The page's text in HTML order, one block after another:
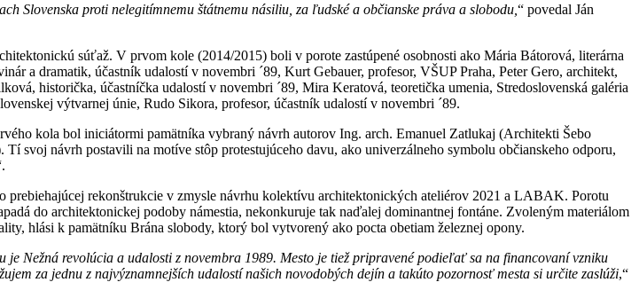
Slovenska proti nelegitímnemu štátnemu násiliu, za ľudské a občianske práva a slobodu, “ povedal Ján
súťaž. V prvom kole (2014/2015) boli v porote zastúpené osobnosti ako Mária Bátorová, literárna
a dramatik, účastník udalostí v novembri ´89, Kurt Gebauer, profesor, VŠUP Praha, Peter Gero, architekt,
historička, účastníčka udalostí v novembri ´89, Mira Keratová, teoretička umenia, Stredoslovenská galéria
výtvarnej únie, Rudo Sikora, profesor, účastník udalostí v novembri ´89.
kola bol iniciátormi pamätníka vybraný návrh autorov Ing. arch. Emanuel Zatlukaj (Architekti Šebo
návrh postavili na motíve stôp protestujúceho davu, ako univerzálneho symbolu občianskeho odporu,
prebiehajúcej rekonštrukcie v zmysle návrhu kolektívu architektonických ateliérov 2021 a LABAK. Porotu
do architektonickej podoby námestia, nekonkuruje tak naďalej dominantnej fontáne. Zvoleným materiálom
hlási k pamätníku Brána slobody, ktorý bol vytvorený ako pocta obetiam železnej opony.
Nežná revolúcia a udalosti z novembra 1989. Mesto je tiež pripravené podieľať sa na financovaní vzniku
za jednu z najvýznamnejších udalostí našich novodobých dejín a takúto pozornosť mesta si určite zaslúži,“